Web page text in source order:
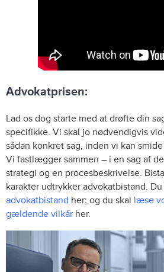
Advokatprisen:
Lad os dog starte med at drøfte din
specifikke. Vi skal jo nødvendigvis
sådan konkret sag, inden vi kan
Vi fastlægger sammen – i en sag af
strategi og en procesbeskrivelse.
karakter udtrykker advokatbistand. Du
advokatbistand her; og du skal læse
gældende vilkår her.